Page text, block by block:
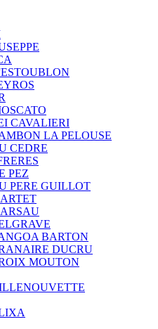
CAVALIERI
LA PELOUSE
CEDRE
PEZ
PERE GUILLOT
BARTON
DUCRU
MOUTON